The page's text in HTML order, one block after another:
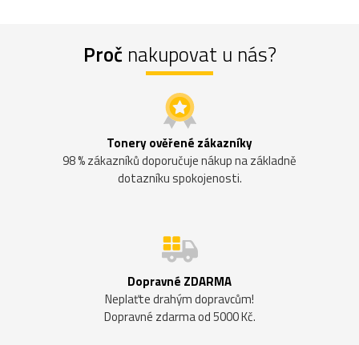
Proč nakupovat u nás?
Tonery ověřené zákazníky
98 % zákazníků doporučuje nákup na základně
dotazníku spokojenosti.
Dopravné ZDARMA
Neplaťte drahým dopravcům!
Dopravné zdarma od 5000 Kč.